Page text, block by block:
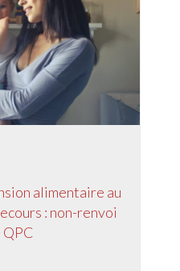
alimentaire au
: non-renvoi
QPC